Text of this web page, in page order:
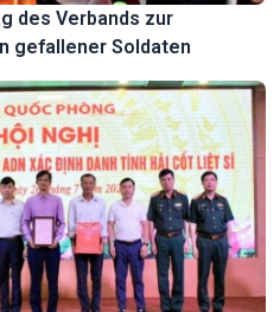
des Verbands zur
gefallener Soldaten